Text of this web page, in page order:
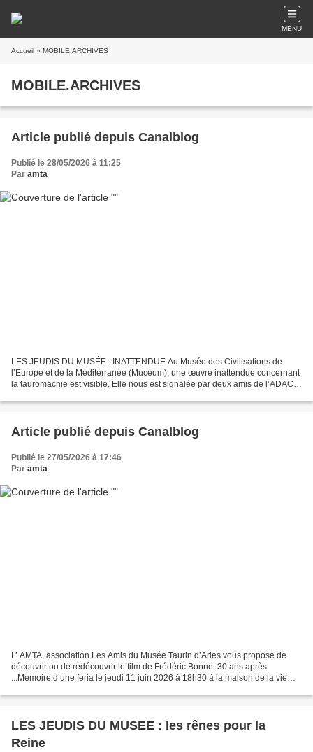
MENU
Accueil » MOBILE.ARCHIVES
MOBILE.ARCHIVES
Article publié depuis Canalblog
Publié le 28/05/2026 à 11:25
Par amta
LES JEUDIS DU MUSÉE : INATTENDUE Au Musée des Civilisations de
l’Europe et de la Méditerranée (Muceum), une œuvre inattendue concernant
la tauromachie est visible. Elle nous est signalée par deux amis de l’ADAC
Article publié depuis Canalblog
Publié le 27/05/2026 à 17:46
Par amta
L’ AMTA, association Les Amis du Musée Taurin d’Arles vous propose de
découvrir ou de redécouvrir le film de Frédéric Bonnet 30 ans après
...Mémoire d’une feria le jeudi 11 juin 2026 à 18h30 à la maison de la vie
LES JEUDIS DU MUSEE : les rênes pour la
Reine